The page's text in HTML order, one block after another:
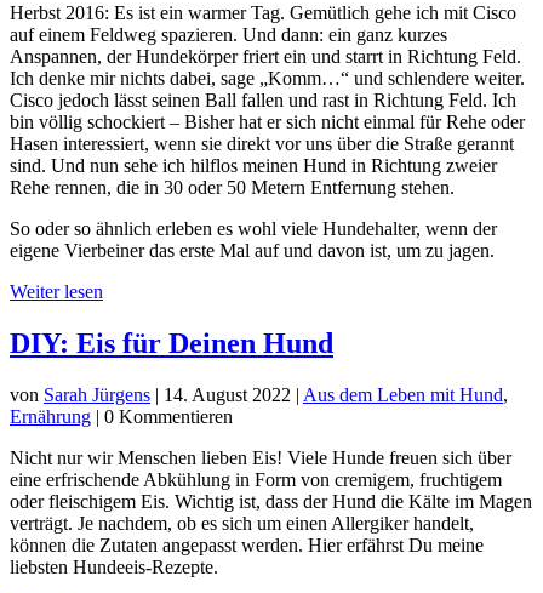
Herbst 2016: Es ist ein warmer Tag. Gemütlich gehe ich mit Cisco
auf einem Feldweg spazieren. Und dann: ein ganz kurzes
Anspannen, der Hundekörper friert ein und starrt in Richtung Feld.
Ich denke mir nichts dabei, sage „Komm…“ und schlendere weiter.
Cisco jedoch lässt seinen Ball fallen und rast in Richtung Feld. Ich
bin völlig schockiert – Bisher hat er sich nicht einmal für Rehe oder
Hasen interessiert, wenn sie direkt vor uns über die Straße gerannt
sind. Und nun sehe ich hilflos meinen Hund in Richtung zweier
Rehe rennen, die in 30 oder 50 Metern Entfernung stehen.
So oder so ähnlich erleben es wohl viele Hundehalter, wenn der
eigene Vierbeiner das erste Mal auf und davon ist, um zu jagen.
Weiter lesen
DIY: Eis für Deinen Hund
von Sarah Jürgens | 14. August 2022 | Aus dem Leben mit Hund,
Ernährung | 0 Kommentieren
Nicht nur wir Menschen lieben Eis! Viele Hunde freuen sich über
eine erfrischende Abkühlung in Form von cremigem, fruchtigem
oder fleischigem Eis. Wichtig ist, dass der Hund die Kälte im Magen
verträgt. Je nachdem, ob es sich um einen Allergiker handelt,
können die Zutaten angepasst werden. Hier erfährst Du meine
liebsten Hundeeis-Rezepte.